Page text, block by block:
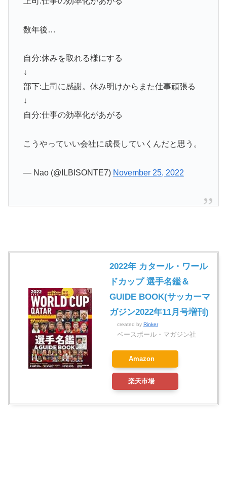
数年後…
自分:休みを取れる様にする
↓
部下:上司に感謝。休み明けからまた仕事頑張る
↓
自分:仕事の効率化があがる
こうやっていい会社に成長していくんだと思う。
— Nao (@ILBISONTE7) November 25, 2022
2022年 カタール・ワール
ドカップ 選手名鑑＆
GUIDE BOOK(サッカーマ
ガジン2022年11月号増刊)
created by Rinker
ベースボール・マガジン社
Amazon
楽天市場